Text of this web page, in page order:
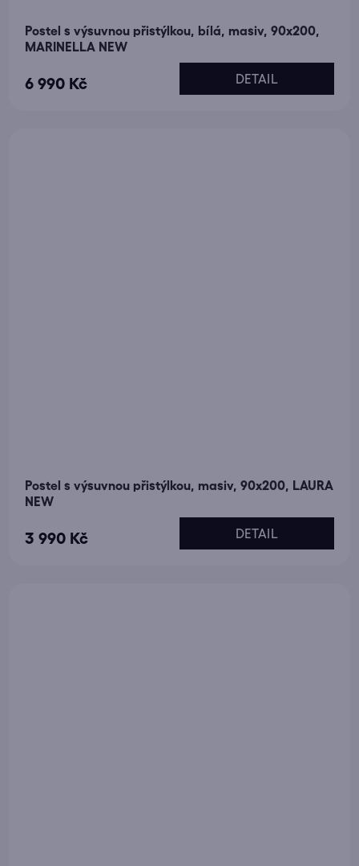
Postel s výsuvnou přistýlkou, bílá, masiv, 90x200,
MARINELLA NEW
6 990 Kč DETAIL
Postel s výsuvnou přistýlkou, masiv, 90x200, LAURA
NEW
3 990 Kč DETAIL